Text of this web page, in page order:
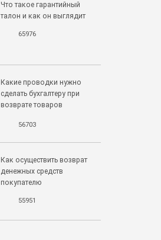
Что такое гарантийный
талон и как он выглядит
65976
Какие проводки нужно
сделать бухгалтеру при
возврате товаров
56703
Как осуществить возврат
денежных средств
покупателю
55951